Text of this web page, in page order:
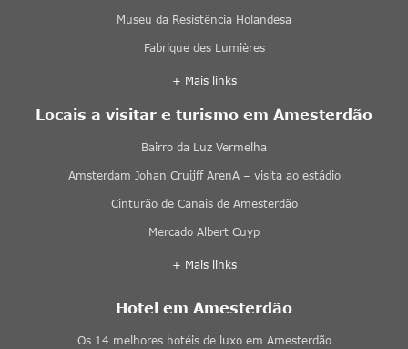
Museu da Resistência Holandesa
Fabrique des Lumières
+ Mais links
Locais a visitar e turismo em Amesterdão
Bairro da Luz Vermelha
Amsterdam Johan Cruijff ArenA – visita ao estádio
Cinturão de Canais de Amesterdão
Mercado Albert Cuyp
+ Mais links
Hotel em Amesterdão
Os 14 melhores hotéis de luxo em Amesterdão